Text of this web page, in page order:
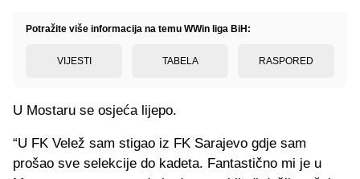
Potražite više informacija na temu WWin liga BiH:
VIJESTI TABELA RASPORED
U Mostaru se osjeća lijepo.
“U FK Velež sam stigao iz FK Sarajevo gdje sam
prošao sve selekcije do kadeta. Fantastično mi je u